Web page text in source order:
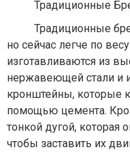
Традиционные
Традиционные
но сейчас легче по
изготавливаются из
нержавеющей стали и
кронштейны, которые
помощью цемента.
тонкой дугой, которая
чтобы заставить их